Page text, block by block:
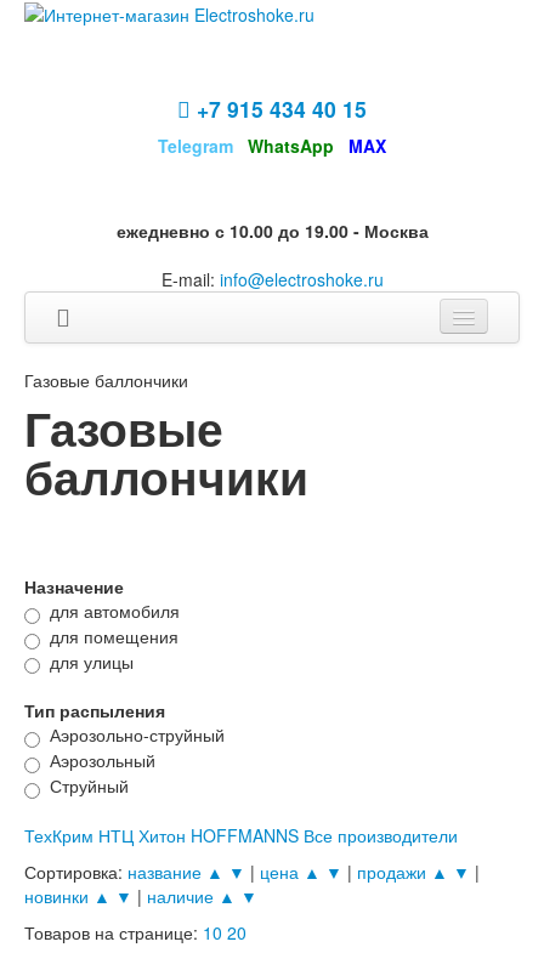
+7 915 434 40 15
Telegram WhatsApp MAX
ежедневно с 10.00 до 19.00 - Москва
E-mail: info@electroshoke.ru
Корзина
Газовые баллончики
Газовые
баллончики
Назначение
для автомобиля
для помещения
для улицы
Тип распыления
Аэрозольно-струйный
Аэрозольный
Струйный
ТехКрим НТЦ Хитон HOFFMANNS Все производители
Сортировка: название ▲ ▼ | цена ▲ ▼ | продажи ▲ ▼ |
новинки ▲ ▼ | наличие ▲ ▼
Товаров на странице: 10 20